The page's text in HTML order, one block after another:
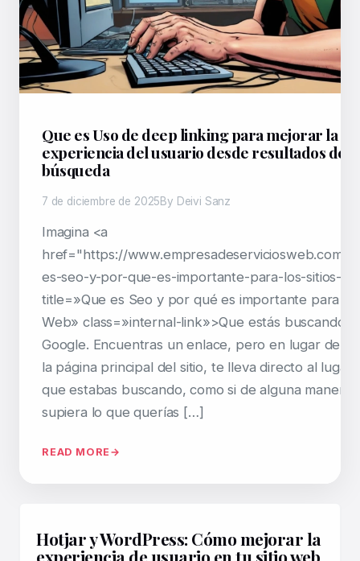
Que es Uso de deep linking para mejorar la
experiencia del usuario desde resultados de
búsqueda
7 de diciembre de 2025By Deivi Sanz
Imagina <a
href="https://www.empresadeserviciosweb.com/
es-seo-y-por-que-es-importante-para-los-sitios-
title=»Que es Seo y por qué es importante para
Web» class=»internal-link»>Que estás buscando
Google. Encuentras un enlace, pero en lugar de
la página principal del sitio, te lleva directo al lugar
que estabas buscando, como si de alguna manera
supiera lo que querías […]
READ MORE
Hotjar y WordPress: Cómo mejorar la
experiencia de usuario en tu sitio web